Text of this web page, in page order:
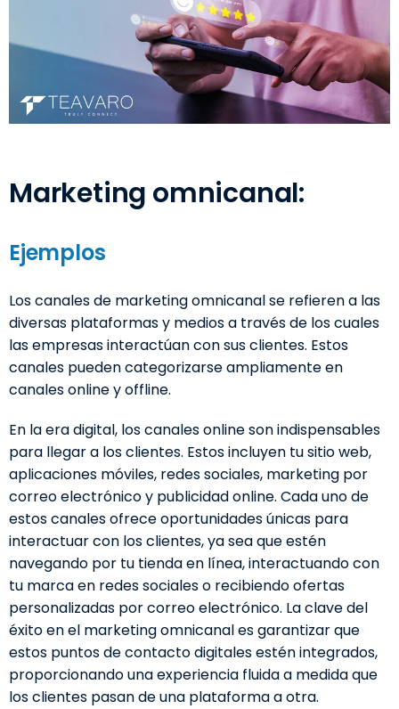
Marketing omnicanal:
Ejemplos
Los canales de marketing omnicanal se refieren a las
diversas plataformas y medios a través de los cuales
las empresas interactúan con sus clientes. Estos
canales pueden categorizarse ampliamente en
canales online y offline.
En la era digital, los canales online son indispensables
para llegar a los clientes. Estos incluyen tu sitio web,
aplicaciones móviles, redes sociales, marketing por
correo electrónico y publicidad online. Cada uno de
estos canales ofrece oportunidades únicas para
interactuar con los clientes, ya sea que estén
navegando por tu tienda en línea, interactuando con
tu marca en redes sociales o recibiendo ofertas
personalizadas por correo electrónico. La clave del
éxito en el marketing omnicanal es garantizar que
estos puntos de contacto digitales estén integrados,
proporcionando una experiencia fluida a medida que
los clientes pasan de una plataforma a otra.